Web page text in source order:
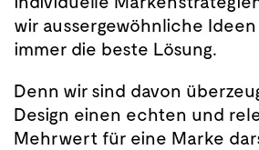
wir aussergewöhnliche
immer die beste Lösung.
Denn wir sind davon
Design einen echten und
Mehrwert für eine Marke